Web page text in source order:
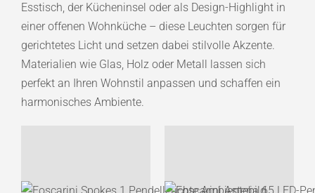
Esstisch, der Kücheninsel oder als Design-Highlight in
einer offenen Wohnküche – diese Leuchten sorgen für
gerichtetes Licht und setzen dabei stilvolle Akzente.
Materialien wie Glas, Holz oder Metall lassen sich
perfekt an Ihren Wohnstil anpassen und schaffen ein
harmonisches Ambiente.